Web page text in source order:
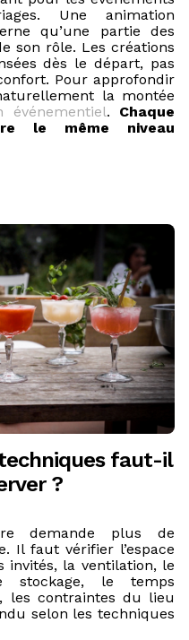
Une animation
qu’une partie des
son rôle. Les créations
dès le départ, pas
Pour approfondir
la montée
événementiel. Chaque
le même niveau
faut-il
?
demande plus de
Il faut vérifier l’espace
invités, la ventilation, le
stockage, le temps
les contraintes du lieu
selon les techniques